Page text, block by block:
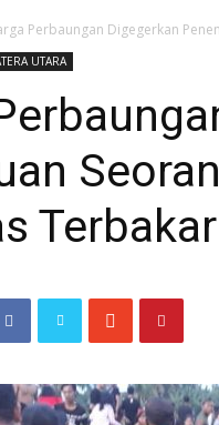
Perbaungan Digegerkan
UTARA
Terbakar